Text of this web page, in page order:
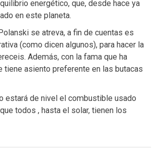
energético, que, desde hace ya
en este planeta.
se atreva, a fin de cuentas es
(como dicen algunos), para hacer la
Además, con la fama que ha
tiene asiento preferente en las butacas
estará de nivel el combustible usado
todos , hasta el solar, tienen los